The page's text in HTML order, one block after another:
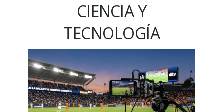
CIENCIA Y
TECNOLOGÍA